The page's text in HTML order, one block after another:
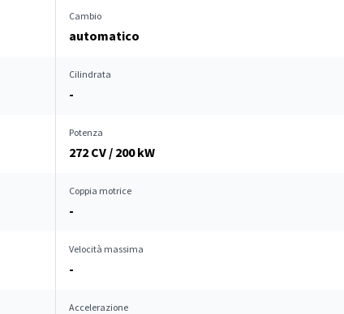
Cambio
automatico
Cilindrata
-
Potenza
272 CV / 200 kW
Coppia motrice
-
Velocità massima
-
Accelerazione